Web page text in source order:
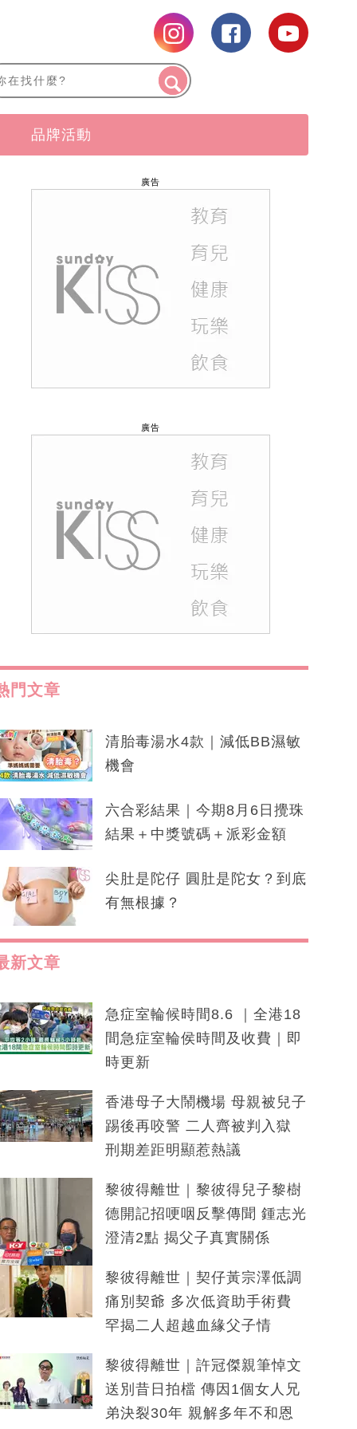
品牌活動
廣告
廣告
門文章
清胎毒湯水4款｜減低BB濕敏
機會
六合彩結果｜今期8月6日攪珠
結果＋中獎號碼＋派彩金額
尖肚是陀仔 圓肚是陀女？到底
有無根據？
新文章
急症室輪候時間8.6 ｜全港18
間急症室輪侯時間及收費｜即
時更新
香港母子大鬧機場 母親被兒子
踢後再咬警 二人齊被判入獄
刑期差距明顯惹熱議
黎彼得離世｜黎彼得兒子黎樹
德開記招哽咽反擊傳聞 鍾志光
澄清2點 揭父子真實關係
黎彼得離世｜契仔黃宗澤低調
痛別契爺 多次低資助手術費
罕揭二人超越血緣父子情
黎彼得離世｜許冠傑親筆悼文
送別昔日拍檔 傳因1個女人兄
弟決裂30年 親解多年不和恩